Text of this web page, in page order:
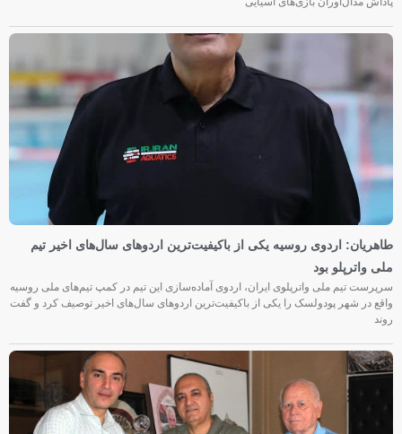
پاداش مدال‌آوران بازی‌های آسیایی
طاهریان: اردوی روسیه یکی از باکیفیت‌ترین اردوهای سال‌های اخیر تیم
ملی واترپلو بود
سرپرست تیم ملی واترپلوی ایران، اردوی آماده‌سازی این تیم در کمپ تیم‌های ملی روسیه
واقع در شهر پودولسک را یکی از باکیفیت‌ترین اردوهای سال‌های اخیر توصیف کرد و گفت
روند